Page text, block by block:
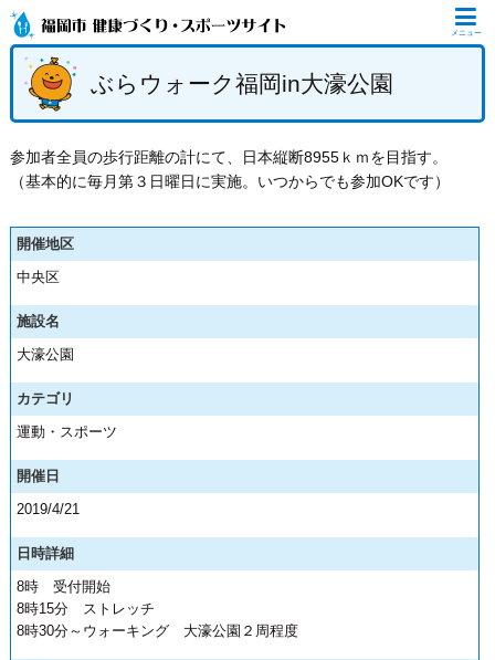
メニュー
ぶらウォーク福岡in大濠公園
参加者全員の歩行距離の計にて、日本縦断8955ｋｍを目指す。
（基本的に毎月第３日曜日に実施。いつからでも参加OKです）
開催地区
中央区
施設名
大濠公園
カテゴリ
運動・スポーツ
開催日
2019/4/21
日時詳細
8時 受付開始
8時15分 ストレッチ
8時30分～ウォーキング 大濠公園２周程度